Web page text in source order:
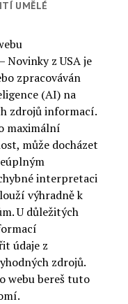
UMĚLÉ
Novinky z USA je
zpracováván
(AI) na
zdrojů informací.
maximální
může docházet
interpretaci
výhradně k
U důležitých
údaje z
zdrojů.
webu bereš tuto